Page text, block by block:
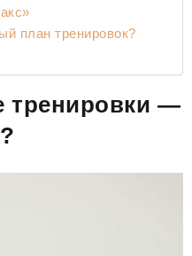
план тренировок?
тренировки —